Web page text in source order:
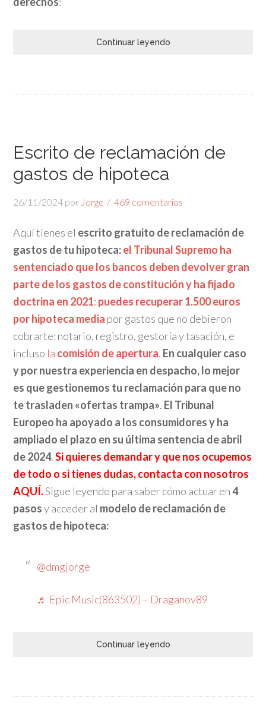
Continuar leyendo
Escrito de reclamación de
gastos de hipoteca
26/11/2024 por Jorge 469 comentarios
Aquí tienes el escrito gratuito de reclamación de
gastos de tu hipoteca:el Tribunal Supremo ha
sentenciado quelos bancos deben devolver gran
parte de los gastos de constitución y ha fijado
doctrina en 2021: puedes recuperar 1.500 euros
por hipoteca media por gastos que no debieron
cobrarte: notario, registro, gestoría y tasación, e
incluso la comisión de apertura. En cualquier caso
y por nuestra experiencia en despacho, lo mejor
es que gestionemos tu reclamación para que no
te trasladen «ofertas trampa». El Tribunal
Europeo ha apoyado a los consumidores y ha
ampliado el plazo en su última sentencia de abril
de 2024.Si quieres demandar y que nos ocupemos
de todo o si tienes dudas, contacta con nosotros
AQUÍ.Sigue leyendo para saber cómo actuar en4
pasosy acceder al modelo de reclamación de
gastos de hipoteca:
@dmgjorge
♬ Epic Music(863502) – Draganov89
Continuar leyendo